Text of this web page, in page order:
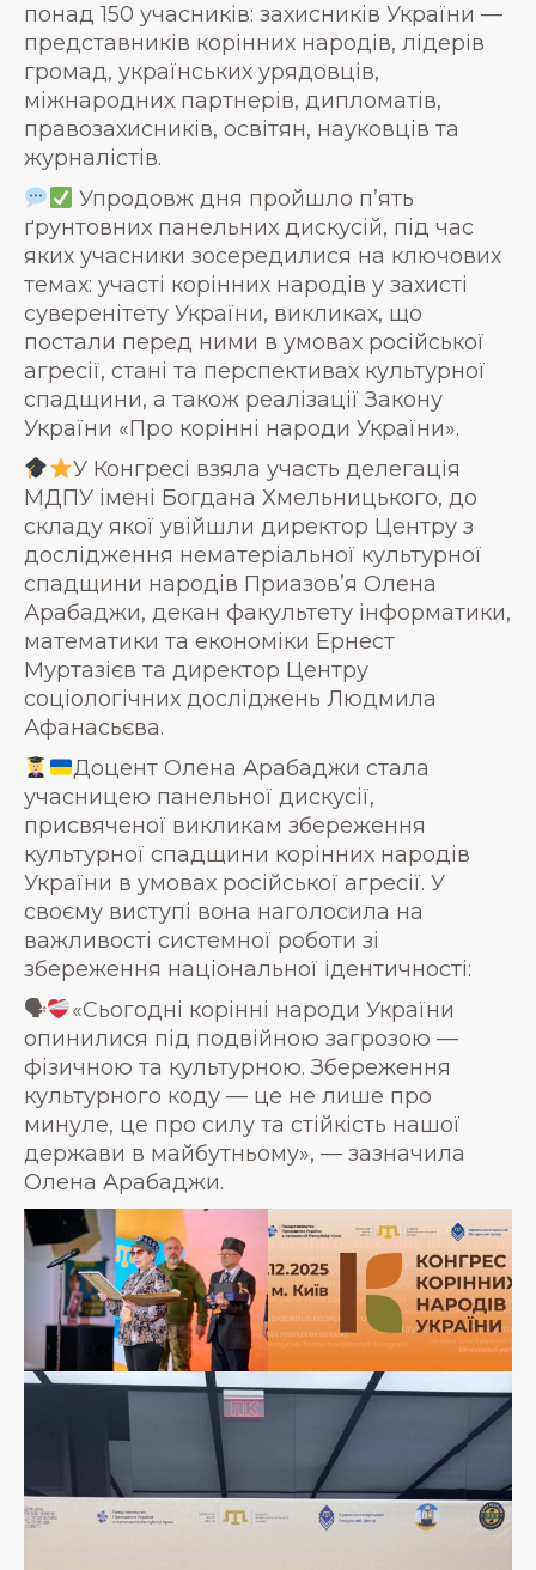
понад 150 учасників: захисників України —
представників корінних народів, лідерів
громад, українських урядовців,
міжнародних партнерів, дипломатів,
правозахисників, освітян, науковців та
журналістів.
Упродовж дня пройшло п’ять
ґрунтовних панельних дискусій, під час
яких учасники зосередилися на ключових
темах: участі корінних народів у захисті
суверенітету України, викликах, що
постали перед ними в умовах російської
агресії, стані та перспективах культурної
спадщини, а також реалізації Закону
України «Про корінні народи України».
У Конгресі взяла участь делегація
МДПУ імені Богдана Хмельницького, до
складу якої увійшли директор Центру з
дослідження нематеріальної культурної
спадщини народів Приазов’я Олена
Арабаджи, декан факультету інформатики,
математики та економіки Ернест
Муртазієв та директор Центру
соціологічних досліджень Людмила
Афанасьєва.
Доцент Олена Арабаджи стала
учасницею панельної дискусії,
присвяченої викликам збереження
культурної спадщини корінних народів
України в умовах російської агресії. У
своєму виступі вона наголосила на
важливості системної роботи зі
збереження національної ідентичності:
🗣
«Сьогодні корінні народи України
опинилися під подвійною загрозою —
фізичною та культурною. Збереження
культурного коду — це не лише про
минуле, це про силу та стійкість нашої
держави в майбутньому», — зазначила
Олена Арабаджи.